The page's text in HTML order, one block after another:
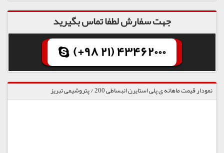
جهت سفارش لطفا تماس بگیرید
(+98 21) 43462000
نمودار قیمت ماهانه ی پلی استایرن انبساطی 200 / پتروشیمی تبریز